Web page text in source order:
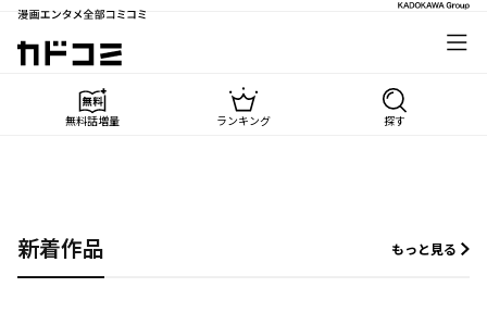
漫画エンタメ全部コミコミ
カドコミ
無料話増量 ランキング 探す
新着作品 もっと見る